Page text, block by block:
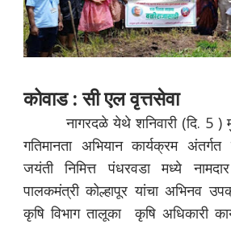
कोवाड : सी एल वृत्तसेवा
नागरदळे येथे शनिवारी (दि. 5 )
गतिमानता अभियान कार्यक्रम अंतर्गत
जयंती निमित्त पंधरवडा मध्ये
पालकमंत्री कोल्हापूर यांचा अभिनव
कृषि विभाग तालूका कृषि अधिकारी